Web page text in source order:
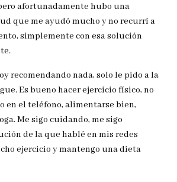
afortunadamente hubo una
que me ayudó mucho y no recurrí a
simplemente con esa solución
recomendando nada, solo le pido a la
Es bueno hacer ejercicio físico, no
en el teléfono, alimentarse bien,
Me sigo cuidando, me sigo
de la que hablé en mis redes
ejercicio y mantengo una dieta